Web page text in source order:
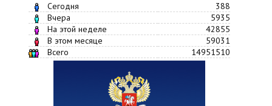
Сегодня
388
Вчера
5935
На этой неделе
42855
В этом месяце
59031
Всего
14951510